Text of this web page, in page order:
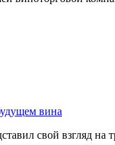
вина
свой взгляд на